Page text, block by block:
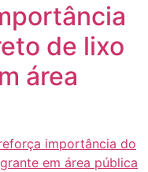
de lixo
área